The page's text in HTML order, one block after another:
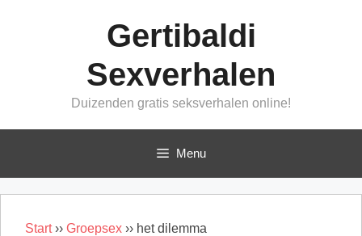
Gertibaldi
Sexverhalen
Duizenden gratis seksverhalen online!
Menu
Start›› Groepsex ›› het dilemma